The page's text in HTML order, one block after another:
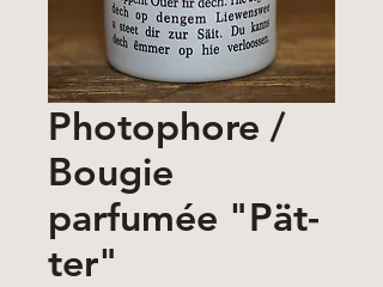
Photophore /
Bougie
parfumée "Pät-
ter"